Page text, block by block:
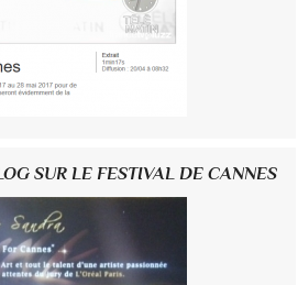
SUR LE FESTIVAL DE CANNES